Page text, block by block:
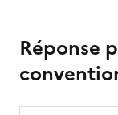
Réponse